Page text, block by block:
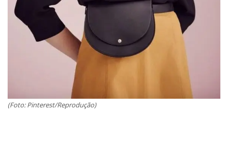
(Foto: Pinterest/Reprodução)